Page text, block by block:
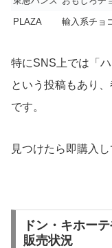
PLAZA 輸入系チョ
特にSNS上では「
という投稿もあり
です。
見つけたら即購入
ドン・キホー
販売状況